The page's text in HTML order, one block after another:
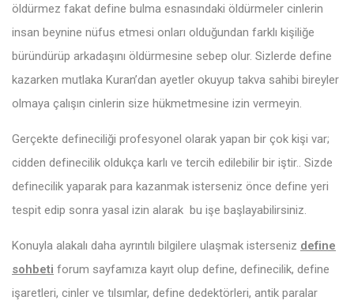
öldürmez fakat define bulma esnasındaki öldürmeler cinlerin
insan beynine nüfus etmesi onları olduğundan farklı kişiliğe
büründürüp arkadaşını öldürmesine sebep olur. Sizlerde define
kazarken mutlaka Kuran’dan ayetler okuyup takva sahibi bireyler
olmaya çalışın cinlerin size hükmetmesine izin vermeyin.
Gerçekte defineciliği profesyonel olarak yapan bir çok kişi var;
cidden definecilik oldukça karlı ve tercih edilebilir bir iştir.. Sizde
definecilik yaparak para kazanmak isterseniz önce define yeri
tespit edip sonra yasal izin alarak bu işe başlayabilirsiniz.
Konuyla alakalı daha ayrıntılı bilgilere ulaşmak isterseniz define
sohbeti forum sayfamıza kayıt olup define, definecilik, define
işaretleri, cinler ve tılsımlar, define dedektörleri, antik paralar